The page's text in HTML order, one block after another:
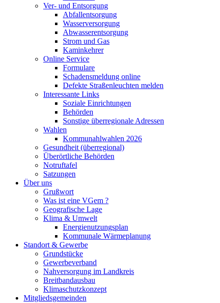
Ver- und Entsorgung
Abfallentsorgung
Wasserversorgung
Abwasserentsorgung
Strom und Gas
Kaminkehrer
Online Service
Formulare
Schadensmeldung online
Defekte Straßenleuchten melden
Interessante Links
Soziale Einrichtungen
Behörden
Sonstige überregionale Adressen
Wahlen
Kommunahlwahlen 2026
Gesundheit (überregional)
Überörtliche Behörden
Notruftafel
Satzungen
Über uns
Grußwort
Was ist eine VGem ?
Geografische Lage
Klima & Umwelt
Energienutzungsplan
Kommunale Wärmeplanung
Standort & Gewerbe
Grundstücke
Gewerbeverband
Nahversorgung im Landkreis
Breitbandausbau
Klimaschutzkonzept
Mitgliedsgemeinden